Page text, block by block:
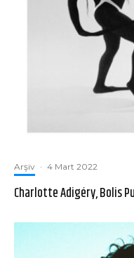
Arşiv · 4 Mart 2022
Charlotte Adigéry, Bolis